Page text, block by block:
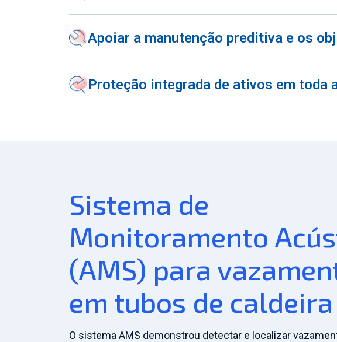
Apoiar a manutenção preditiva e os
Proteção integrada de ativos em toda
Sistema de
Monitoramento
(AMS) para
em tubos de caldeira
O sistema AMS demonstrou detectar e localizar